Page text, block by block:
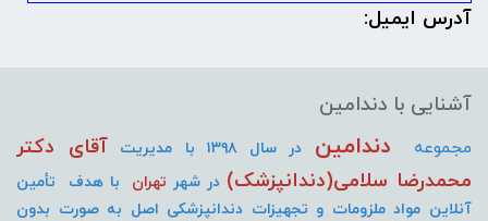
آدرس ایمیل:
آشنایی با دندامین
مجموعه دندامین در سال ۱۳۹۸ با مدیریت
آقای دکتر
محمدرضا سلامی(دندانپزشک) در شهر تهران با هدف تأمین
آنلاین مواد ملزومات و تجهیزات دندانپزشکی اصل به صورت بدون